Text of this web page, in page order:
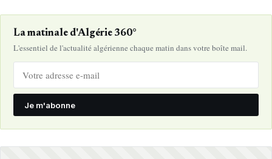
La matinale d'Algérie 360°
L'essentiel de l'actualité algérienne chaque matin dans votre boîte mail.
Je m'abonne